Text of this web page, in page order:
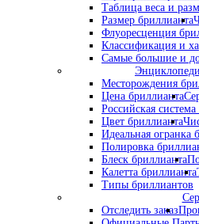
Таблица веса и
Размер бриллианта
Флуоресценция
Классификация и
Самые большие и
Месторождения
Цена бриллианта
Российская
Цвет бриллианта
Идеальная огранка
Полировка
Блеск бриллианта
Калетта бриллианта
Типы бриллиантов
Отследить заказ